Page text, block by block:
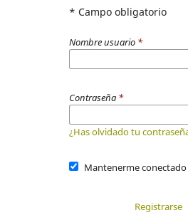
* Campo obligatorio
Nombre usuario *
Contraseña *
¿Has olvidado tu
Mantenerme conectado
Registrarse